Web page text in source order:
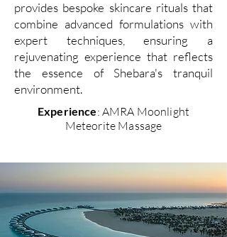
provides bespoke skincare rituals that
combine advanced formulations with
expert techniques, ensuring a
rejuvenating experience that reflects
the essence of Shebara's tranquil
environment.
Experience: AMRA Moonlight
Meteorite Massage